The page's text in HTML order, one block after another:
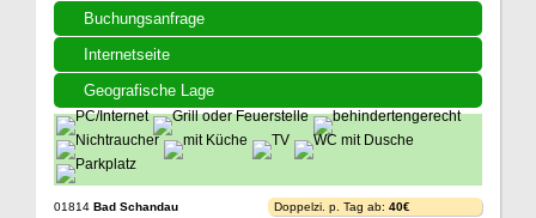
Buchungsanfrage
Internetseite
Geografische Lage
01814 Bad Schandau
Doppelzi. p. Tag ab: 40€